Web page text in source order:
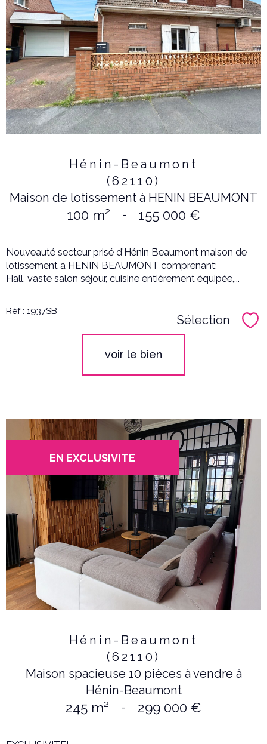
Hénin-Beaumont
(62110)
Maison de lotissement à HENIN BEAUMONT
100 m² - 155 000 €
Nouveauté secteur prisé d'Hénin Beaumont maison de
lotissement à HENIN BEAUMONT comprenant:
Hall, vaste salon séjour, cuisine entièrement équipée,...
Réf : 1937SB
Sélection
voir le bien
EN EXCLUSIVITE
Hénin-Beaumont
(62110)
Maison spacieuse 10 pièces à vendre à
Hénin-Beaumont
245 m² - 299 000 €